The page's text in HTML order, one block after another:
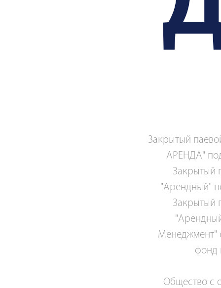
Закрытый
АРЕНДА"
Закрытый
"Арендный"
Закрытый
Менеджмент"
фонд
Общество с